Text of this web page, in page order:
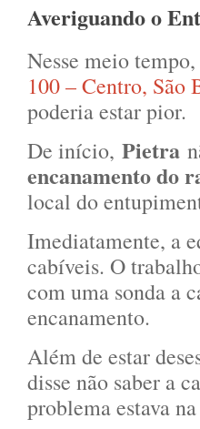
Averiguando o
Nesse meio
100 – Centro, São
poderia estar pior.
De início, Pietra
encanamento do
local do
Imediatamente, a
cabíveis. O
com uma sonda a
encanamento.
Além de estar
disse não saber a
problema estava na